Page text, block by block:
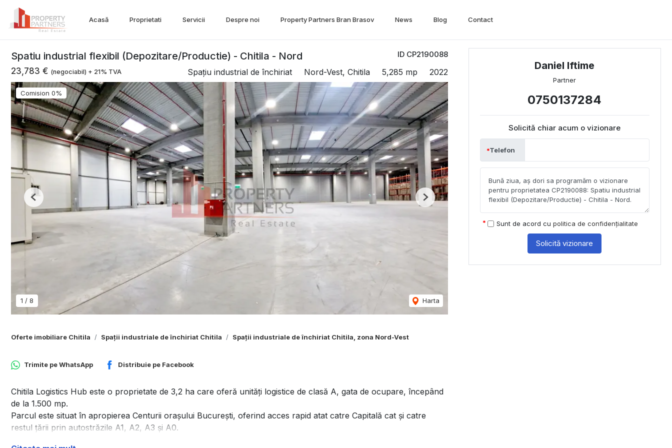
Acasă Proprietati Servicii Despre noi Property Partners Bran Brasov News Blog Contact
ID CP2190088
Spatiu industrial flexibil (Depozitare/Productie) - Chitila - Nord
23,783 € (negociabil) + 21% TVA Spațiu industrial de închiriat Nord-Vest, Chitila 5,285 mp 2022
Comision 0%
1 / 8 Harta
Previous Next
Oferte imobiliare Chitila Spații industriale de închiriat Chitila Spații industriale de închiriat Chitila, zona Nord-Vest
Trimite peWhatsApp Distribuie pe Facebook
Chitila Logistics Hub este o proprietate de 3,2 ha care oferă unități logistice de clasă A, gata de ocupare, începând
de la 1.500 mp.
Parcul este situat în apropierea Centurii orașului București, oferind acces rapid atat catre Capitală cat și catre
restul țării prin autostrăzile A1, A2, A3 și A0.
Daniel Iftime
Partner
0750137284
Solicită chiar acum o vizionare
Telefon
Sunt de acord cu politica de confidențialitate
Solicită vizionare